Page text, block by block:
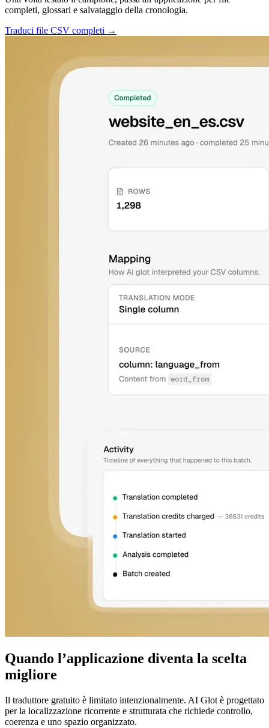
completi, glossari e salvataggio della cronologia.
Traduci file CSV completi →
Quando l’applicazione diventa la scelta
migliore
Il traduttore gratuito è limitato intenzionalmente. AI Glot è progettato
per la localizzazione ricorrente e strutturata che richiede controllo,
coerenza e uno spazio organizzato.